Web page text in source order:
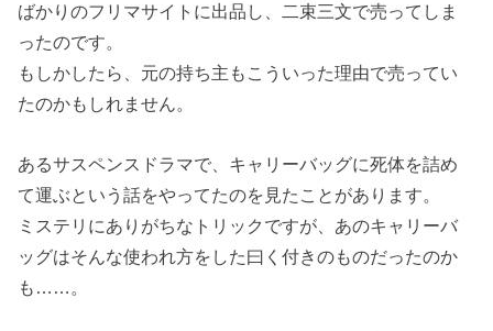
ばかりのフリマサイトに出品し、二束三文で売ってしま
ったのです。
もしかしたら、元の持ち主もこういった理由で売ってい
たのかもしれません。
あるサスペンスドラマで、キャリーバッグに死体を詰め
て運ぶという話をやってたのを見たことがあります。
ミステリにありがちなトリックですが、あのキャリーバ
ッグはそんな使われ方をした曰く付きのものだったのか
も……。